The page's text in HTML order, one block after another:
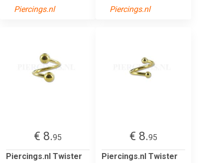
Piercings.nl Piercings.nl
€ 8.95
Piercings.nl Twister
€ 8.95
Piercings.nl Twister